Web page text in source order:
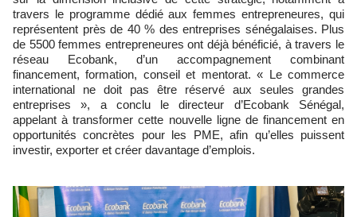
travers le programme dédié aux femmes entrepreneures, qui
représentent près de 40 % des entreprises sénégalaises. Plus
de 5500 femmes entrepreneures ont déjà bénéficié, à travers le
réseau Ecobank, d’un accompagnement combinant
financement, formation, conseil et mentorat. « Le commerce
international ne doit pas être réservé aux seules grandes
entreprises », a conclu le directeur d’Ecobank Sénégal,
appelant à transformer cette nouvelle ligne de financement en
opportunités concrètes pour les PME, afin qu’elles puissent
investir, exporter et créer davantage d’emplois.